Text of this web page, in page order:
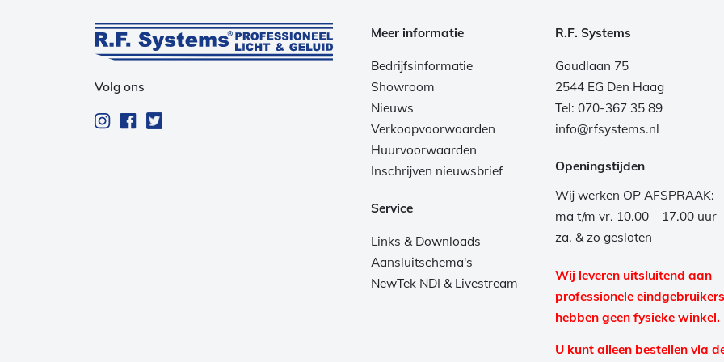
Volg ons
Meer informatie
Bedrijfsinformatie
Showroom
Nieuws
Verkoopvoorwaarden
Huurvoorwaarden
Inschrijven nieuwsbrief
Service
Links & Downloads
Aansluitschema's
NewTek NDI & Livestream
R.F. Systems
Goudlaan 75
2544 EG Den Haag
Tel: 070-367 35 89
info@rfsystems.nl
Openingstijden
Wij werken OP AFSPRAAK:
ma t/m vr. 10.00 – 17.00 uur
za. & zo gesloten
Wij leveren uitsluitend aan
professionele
hebben geen fysieke winkel.
U kunt alleen bestellen via